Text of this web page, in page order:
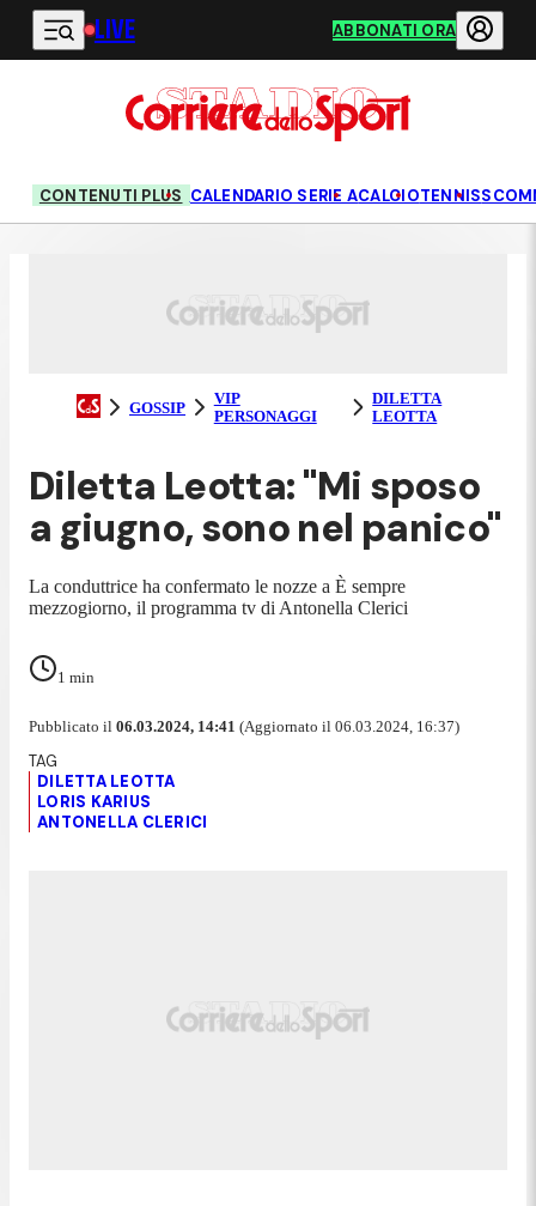
Vai al contenuto principale
LIVE ABBONATI ORA
CONTENUTI PLUS CALENDARIO SERIE ACALCIOTENNIS
GOSSIP
VIP
PERSONAGGI
DILETTA
LEOTTA
Diletta Leotta: "Mi sposo
a giugno, sono nel panico"
La conduttrice ha confermato le nozze a È sempre
mezzogiorno, il programma tv di Antonella Clerici
1 min
Pubblicato il 06.03.2024, 14:41 (Aggiornato il 06.03.2024, 16:37)
DILETTA LEOTTA
LORIS KARIUS
ANTONELLA CLERICI